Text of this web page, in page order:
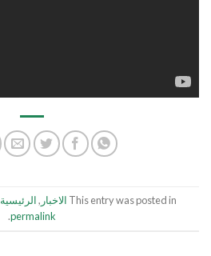
This entry was posted in الاخبار ,الرئيسية
permalink
.